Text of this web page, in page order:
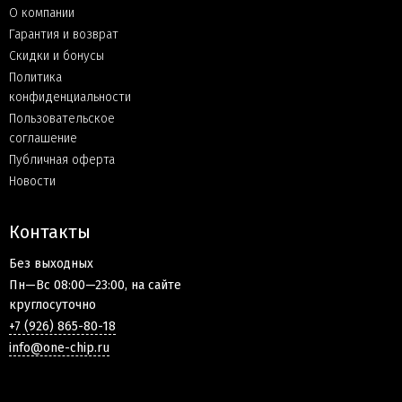
О компании
Гарантия и возврат
Скидки и бонусы
Политика
конфиденциальности
Пользовательское
соглашение
Публичная оферта
Новости
Контакты
Без выходных
Пн—Вс 08:00—23:00, на сайте
круглосуточно
+7 (926) 865-80-18
info@one-chip.ru